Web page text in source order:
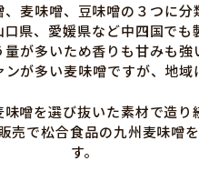
麦味噌、豆味噌の３つに分
県、愛媛県など中四国でも
が多いため香りも甘みも強
が多い麦味噌ですが、地域
噌を選び抜いた素材で造り
売で松合食品の九州麦味噌
す。